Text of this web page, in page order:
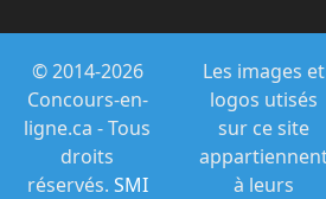
province ou territoire de
d'être juridiquement
respecter le règlement
règlement »), et soumettre
de participation dûment
© 2014-2026
Concours-en-
ligne.ca - Tous
droits
réservés. SMI
Les images et
logos utisés
sur ce site
à leurs